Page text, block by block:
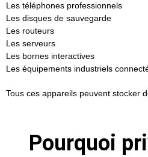
Les téléphones professionnels
Les disques de sauvegarde
Les routeurs
Les serveurs
Les bornes interactives
Les équipements industriels
Tous ces appareils peuvent stocker
Pourquoi